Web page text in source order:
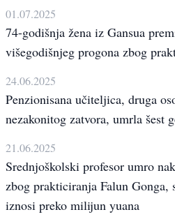
01.07.2025
74-godišnja žena iz Gansua
višegodišnjeg progona zbog
24.06.2025
Penzionisana učiteljica, druga
nezakonitog zatvora, umrla šest
21.06.2025
Srednjoškolski profesor umro
zbog prakticiranja Falun Gonga,
iznosi preko milijun yuana